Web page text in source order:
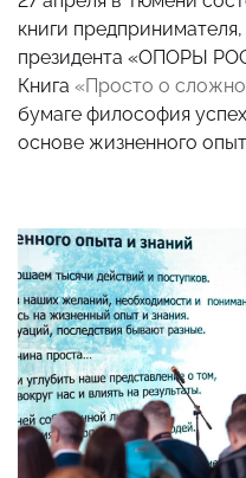
книги
президента «ОПОРЫ
Книга «Просто о
бумаге философия
основе жизненного